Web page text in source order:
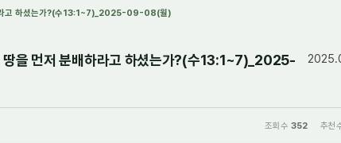
라고 하셨는가?(수13:1~7)_2025-09-08(월)
을 먼저 분배하라고 하셨는가?(수13:1~7)_2025-
조회 수 352 추천